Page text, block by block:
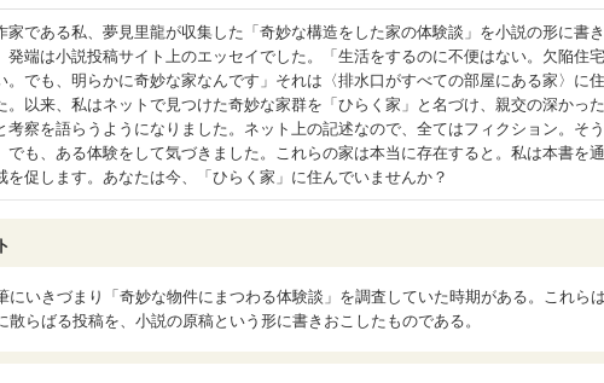
家である私、夢見里龍が収集した「奇妙な構造をした家の体験談」を小説の形に書
発端は小説投稿サイト上のエッセイでした。「生活をするのに不便はない。欠陥住
。でも、明らかに奇妙な家なんです」それは〈排水口がすべての部屋にある家〉に
。以来、私はネットで見つけた奇妙な家群を「ひらく家」と名づけ、親交の深かっ
考察を語らうようになりました。ネット上の記述なので、全てはフィクション。そ
でも、ある体験をして気づきました。これらの家は本当に存在すると。私は本書を
を促します。あなたは今、「ひらく家」に住んでいませんか？
にいきづまり「奇妙な物件にまつわる体験談」を調査していた時期がある。これらは
らばる投稿を、小説の原稿という形に書きおこしたものである。